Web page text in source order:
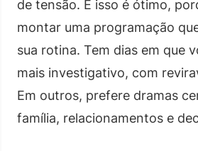
de tensão. E isso é ótimo,
montar uma programação
sua rotina. Tem dias em que
mais investigativo, com
Em outros, prefere dramas
família, relacionamentos e